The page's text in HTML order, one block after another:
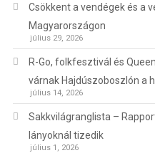
Csökkent a vendégek és a
Magyarországon
július 29, 2026
R-Go, folkfesztivál és
várnak Hajdúszoboszlón a
július 14, 2026
Sakkvilágranglista –
lányoknál tizedik
július 1, 2026